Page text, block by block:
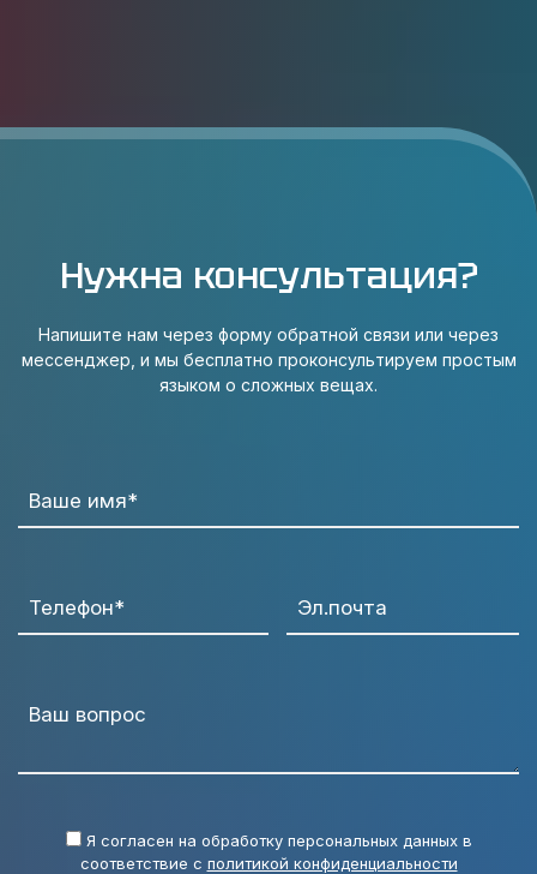
Нужна консультация?
Напишите нам через форму обратной связи или через
мессенджер, и мы бесплатно проконсультируем простым
языком о сложных вещах.
Ваше имя*
Телефон* Эл.почта
Ваш вопрос
Я согласен на обработку персональных данных в
соответствие с политикой конфиденциальности